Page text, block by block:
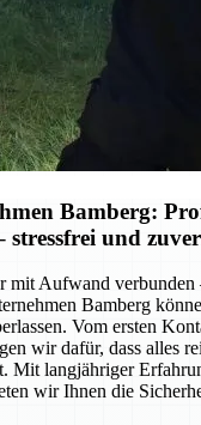
Bamberg:
stressfrei und
mit Aufwand verbunden
Bamberg
Vom ersten
wir dafür, dass alles
Mit langjähriger
wir Ihnen die